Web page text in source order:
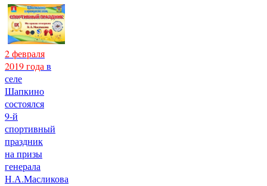
2 февраля
2019 года в
селе
Шапкино
состоялся
9-й
спортивный
праздник
на призы
генерала
Н.А.Масликова